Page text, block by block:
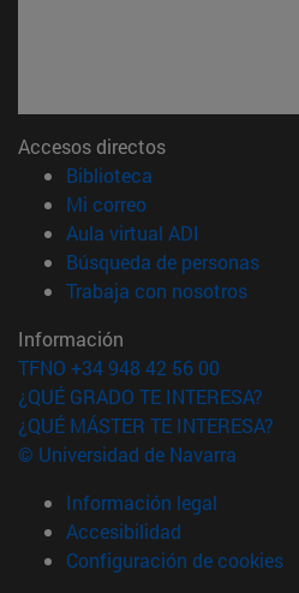
Accesos directos
Biblioteca
Mi correo(abre en nueva
Aula virtual ADI
Búsqueda de personas
Trabaja con nosotros(abre
Información
TFNO +34 948 42 56 00
¿QUÉ GRADO TE INTERESA?
¿QUÉ MÁSTER TE INTERESA?
© Universidad de Navarra
Información legal
Accesibilidad
Configuración de cookies